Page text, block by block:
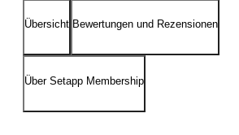
Übersicht Bewertungen und Rezensionen
Über Setapp Membership